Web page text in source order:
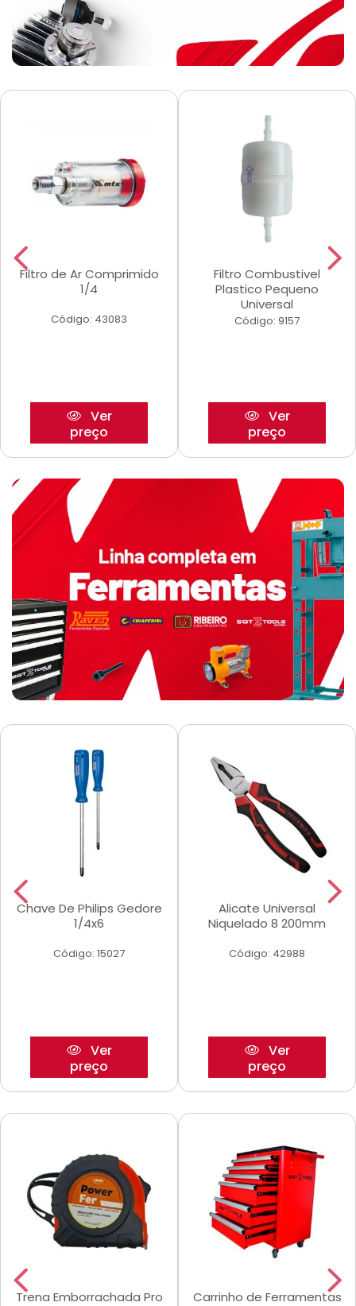
Filtro de Ar Comprimido
1/4
Código: 43083
Ver
preço
Filtro Combustivel
Plastico Pequeno
Universal
Código: 9157
Ver
preço
Chave De Philips Gedore
1/4x6
Código: 15027
Ver
preço
Alicate Universal
Niquelado 8 200mm
Código: 42988
Ver
preço
Trena Emborrachada Pro
Carrinho de Ferramentas